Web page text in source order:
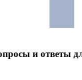
и ответы